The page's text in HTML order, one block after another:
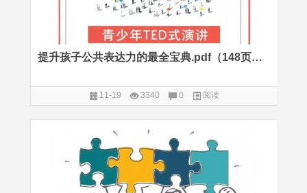
提升孩子公共表达力的最全宝典.pdf（148页收藏）
11-19 3340 0 阅读